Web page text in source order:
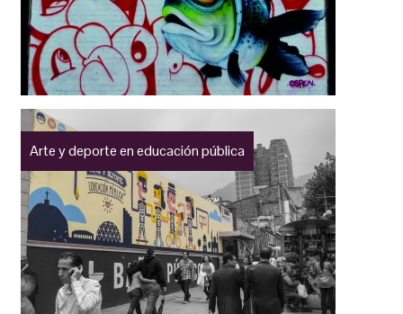
Arte y deporte en educación pública